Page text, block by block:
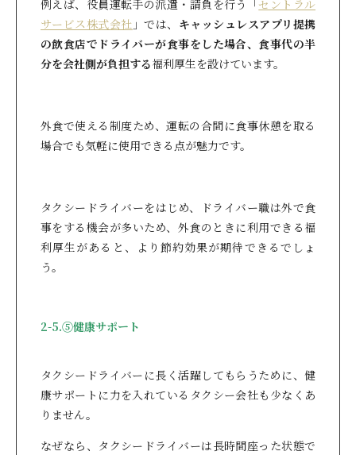
例えば、役員運転手の派遣・請負を行う「 セントラル
サービス株式会社 」では、 キャッシュレスアプリ提携
の飲食店でドライバーが食事をした場合、食事代の半
分を会社側が負担する福利厚生を設けています。
外食で使える制度ため、運転の合間に食事休憩を取る
場合でも気軽に使用できる点が魅力です。
タクシードライバーをはじめ、ドライバー職は外で食
事をする機会が多いため、外食のときに利用できる福
利厚生があると、より節約効果が期待できるでしょ
う。
2-5.⑤健康サポート
タクシードライバーに長く活躍してもらうために、健
康サポートに力を入れているタクシー会社も少なくあ
りません。
なぜなら、タクシードライバーは長時間座った状態で